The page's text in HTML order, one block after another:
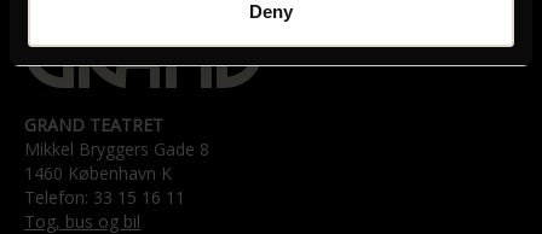
Deny
GRAND TEATRET
Mikkel Bryggers Gade 8
1460 København K
Telefon: 33 15 16 11
Tog, bus og bil